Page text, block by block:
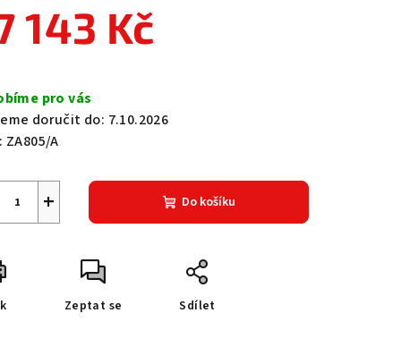
143 Kč
pro vás
doručit do: 7.10.2026
ZA805/A
+ Do košíku
Zeptat se Sdílet